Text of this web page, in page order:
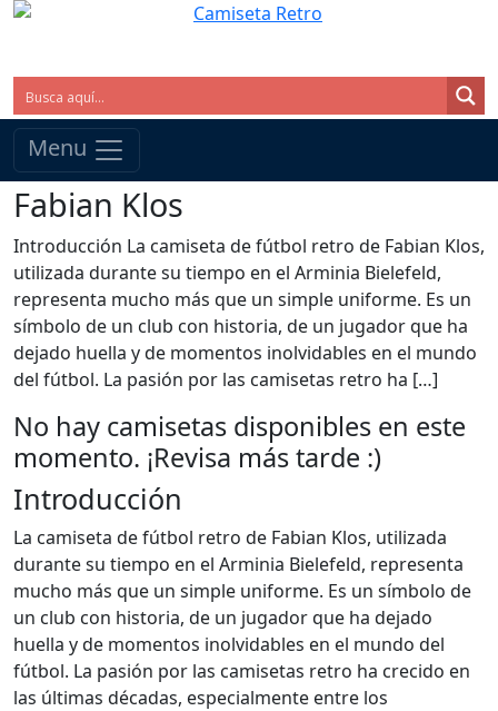
Menu
Fabian Klos
Introducción La camiseta de fútbol retro de Fabian Klos,
utilizada durante su tiempo en el Arminia Bielefeld,
representa mucho más que un simple uniforme. Es un
símbolo de un club con historia, de un jugador que ha
dejado huella y de momentos inolvidables en el mundo
del fútbol. La pasión por las camisetas retro ha […]
No hay camisetas disponibles en este
momento. ¡Revisa más tarde :)
Introducción
La camiseta de fútbol retro de Fabian Klos, utilizada
durante su tiempo en el Arminia Bielefeld, representa
mucho más que un simple uniforme. Es un símbolo de
un club con historia, de un jugador que ha dejado
huella y de momentos inolvidables en el mundo del
fútbol. La pasión por las camisetas retro ha crecido en
las últimas décadas, especialmente entre los